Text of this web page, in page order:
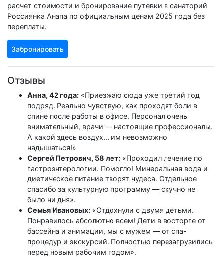
расчет стоимости и бронирование путевки в санаторий
Россиянка Анапа по официальным ценам 2025 года без
переплаты.
Забронировать
Отзывы
Анна, 42 года: «Приезжаю сюда уже третий год
подряд. Реально чувствую, как проходят боли в
спине после работы в офисе. Персонал очень
внимательный, врачи — настоящие профессионалы.
А какой здесь воздух... им невозможно
надышаться!»
Сергей Петрович, 58 лет: «Проходил лечение по
гастроэнтерологии. Помогло! Минеральная вода и
диетическое питание творят чудеса. Отдельное
спасибо за культурную программу — скучно не
было ни дня».
Семья Ивановых: «Отдохнули с двумя детьми.
Понравилось абсолютно всем! Дети в восторге от
бассейна и анимации, мы с мужем — от спа-
процедур и экскурсий. Полностью перезагрузились
перед новым рабочим годом».